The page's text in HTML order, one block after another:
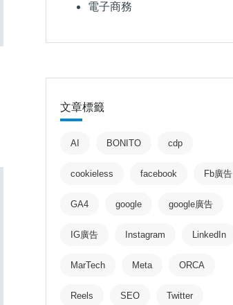
電子商務
文章標籤
AI BONITO cdp
cookieless facebook Fb廣告
GA4 google google廣告
IG廣告 Instagram LinkedIn
MarTech Meta ORCA
Reels SEO Twitter